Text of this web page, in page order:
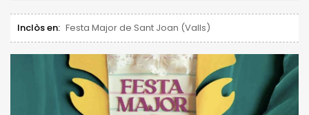
Inclòs en: Festa Major de Sant Joan (Valls)